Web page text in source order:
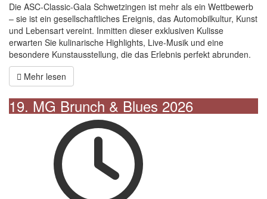
Die ASC-Classic-Gala Schwetzingen ist mehr als ein Wettbewerb
– sie ist ein gesellschaftliches Ereignis, das Automobilkultur, Kunst
und Lebensart vereint. Inmitten dieser exklusiven Kulisse
erwarten Sie kulinarische Highlights, Live-Musik und eine
besondere Kunstausstellung, die das Erlebnis perfekt abrunden.
Mehr lesen
19. MG Brunch & Blues 2026